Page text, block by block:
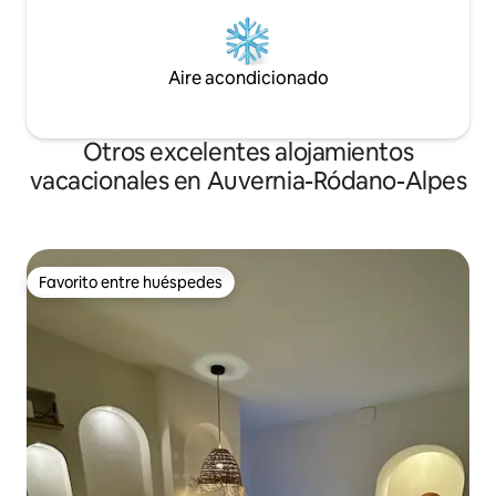
Aire acondicionado
Otros excelentes alojamientos
vacacionales en Auvernia-Ródano-Alpes
Favorito entre huéspedes
Favorito entre huéspedes